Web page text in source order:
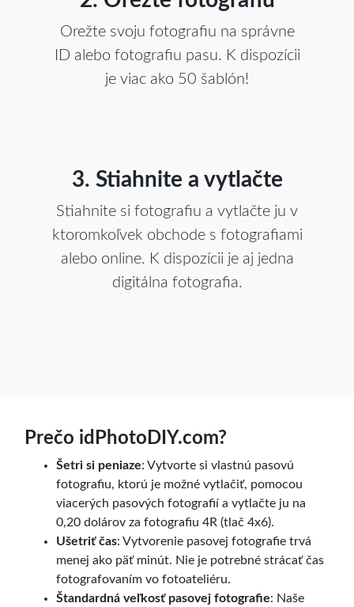
Orežte svoju fotografiu na správne
ID alebo fotografiu pasu. K dispozícii
je viac ako 50 šablón!
3. Stiahnite a vytlačte
Stiahnite si fotografiu a vytlačte ju v
ktoromkoľvek obchode s fotografiami
alebo online. K dispozícii je aj jedna
digitálna fotografia.
Prečo idPhotoDIY.com?
Šetri si peniaze: Vytvorte si vlastnú pasovú
fotografiu, ktorú je možné vytlačiť, pomocou
viacerých pasových fotografií a vytlačte ju na
0,20 dolárov za fotografiu 4R (tlač 4x6).
Ušetriť čas: Vytvorenie pasovej fotografie trvá
menej ako päť minút. Nie je potrebné strácať čas
fotografovaním vo fotoateliéru.
Štandardná veľkosť pasovej fotografie: Naše